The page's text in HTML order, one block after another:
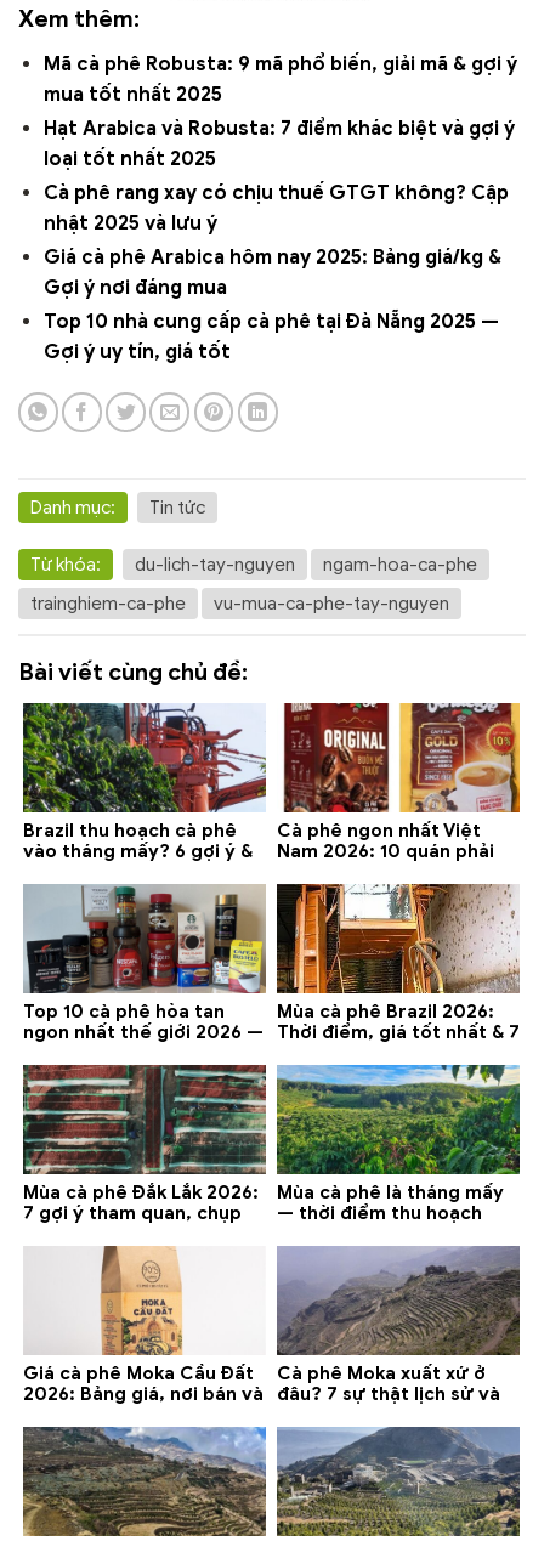
Xem thêm:
Mã cà phê Robusta: 9 mã phổ biến, giải mã & gợi ý
mua tốt nhất 2025
Hạt Arabica và Robusta: 7 điểm khác biệt và gợi ý
loại tốt nhất 2025
Cà phê rang xay có chịu thuế GTGT không? Cập
nhật 2025 và lưu ý
Giá cà phê Arabica hôm nay 2025: Bảng giá/kg &
Gợi ý nơi đáng mua
Top 10 nhà cung cấp cà phê tại Đà Nẵng 2025 —
Gợi ý uy tín, giá tốt
Danh mục: Tin tức
Từ khóa: du-lich-tay-nguyen
ngam-hoa-ca-phe
trainghiem-ca-phe
vu-mua-ca-phe-tay-nguyen
Bài viết cùng chủ đề:
Brazil thu hoạch cà phê
vào tháng mấy? 6 gợi ý &
Cà phê ngon nhất Việt
Nam 2026: 10 quán phải
Lạt
Top 10 cà phê hòa tan
ngon nhất thế giới 2026 —
Mùa cà phê Brazil 2026:
Thời điểm, giá tốt nhất & 7
Mùa cà phê Đắk Lắk 2026:
7 gợi ý tham quan, chụp
Mùa cà phê là tháng mấy
— thời điểm thu hoạch
Giá cà phê Moka Cầu Đất
2026: Bảng giá, nơi bán và
Cà phê Moka xuất xứ ở
đâu? 7 sự thật lịch sử và